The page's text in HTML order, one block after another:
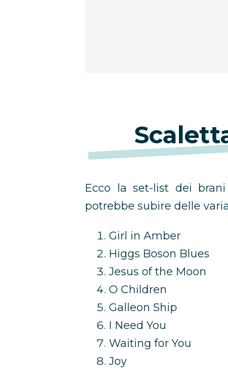
Ecco la set-list dei
potrebbe subire delle
Girl in Amber
Higgs Boson Blues
Jesus of the Moon
O Children
Galleon Ship
I Need You
Waiting for You
Joy